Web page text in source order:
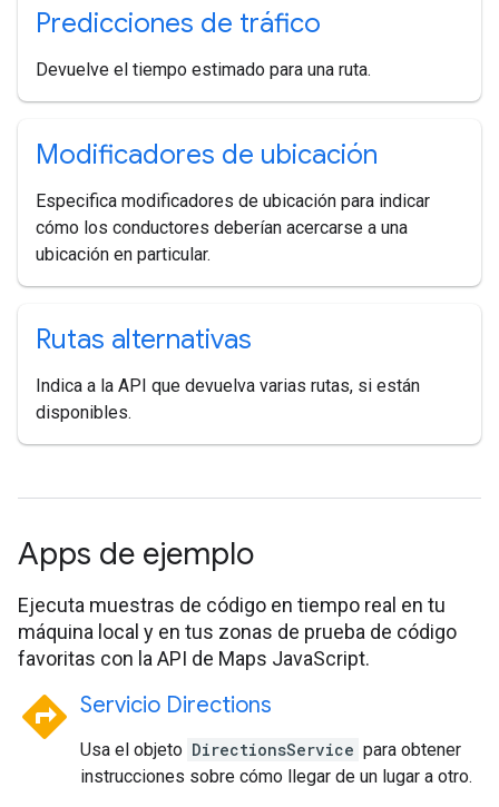
Predicciones de tráfico
Devuelve el tiempo estimado para una ruta.
Modificadores de ubicación
Especifica modificadores de ubicación para indicar
cómo los conductores deberían acercarse a una
ubicación en particular.
Rutas alternativas
Indica a la API que devuelva varias rutas, si están
disponibles.
Apps de ejemplo
Ejecuta muestras de código en tiempo real en tu
máquina local y en tus zonas de prueba de código
favoritas con la API de Maps JavaScript.
directions Servicio Directions
Usa el objeto DirectionsService para obtener
instrucciones sobre cómo llegar de un lugar a otro.